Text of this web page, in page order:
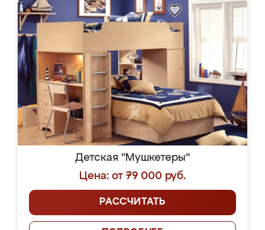
Детская "Мушкетеры"
Цена: от 79 000 руб.
РАССЧИТАТЬ